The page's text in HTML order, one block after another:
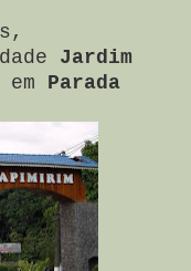
Jardim
Parada